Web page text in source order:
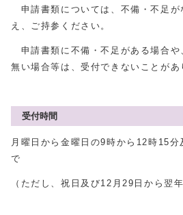
申請書類については、不備・不足が
え、ご持参ください。
申請書類に不備・不足がある場合や
無い場合等は、受付できないことがあ
受付時間
月曜日から金曜日の9時から12時15
で
（ただし、祝日及び12月29日から翌